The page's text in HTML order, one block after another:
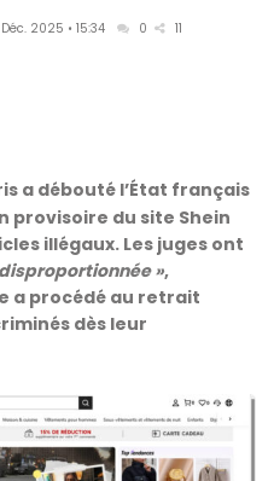
Déc. 2025 • 15:34 0 11
a débouté l’État français
provisoire du site Shein
illégaux. Les juges ont
»,
a procédé au retrait
dès leur